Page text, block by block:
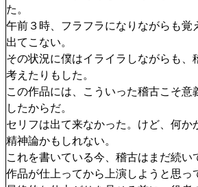
た。
午前３時、フラフラになりながらも覚
出てこない。
その状況に僕はイライラしながらも、
考えたりもした。
この作品には、こういった稽古こそ意
したからだ。
セリフは出て来なかった。けど、何か
精神論かもしれない。
これを書いている今、稽古はまだ続い
作品が仕上ってから上演しようと思っ